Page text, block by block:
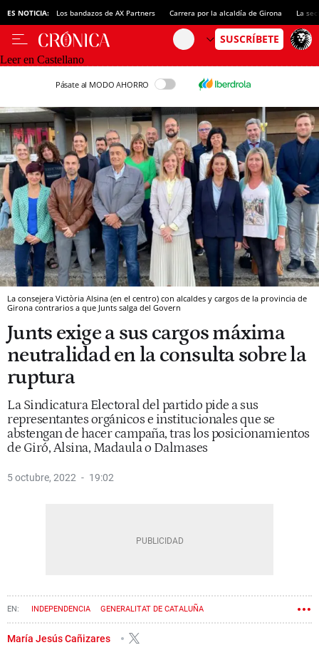
ES NOTICIA: Los bandazos de AX Partners Carrera por la alcaldía de Girona La
Leer en Castellano
Pásate al MODO AHORRO
La consejera Victòria Alsina (en el centro) con alcaldes y cargos de la provincia de
Girona contrarios a que Junts salga del Govern
Junts exige a sus cargos máxima
neutralidad en la consulta sobre la
ruptura
La Sindicatura Electoral del partido pide a sus
representantes orgánicos e institucionales que se
abstengan de hacer campaña, tras los posicionamientos
de Giró, Alsina, Madaula o Dalmases
5 octubre, 2022 19:02
INDEPENDENCIA GENERALITAT DE CATALUÑA
JUNTS PER CATALUNYA
María Jesús Cañizares